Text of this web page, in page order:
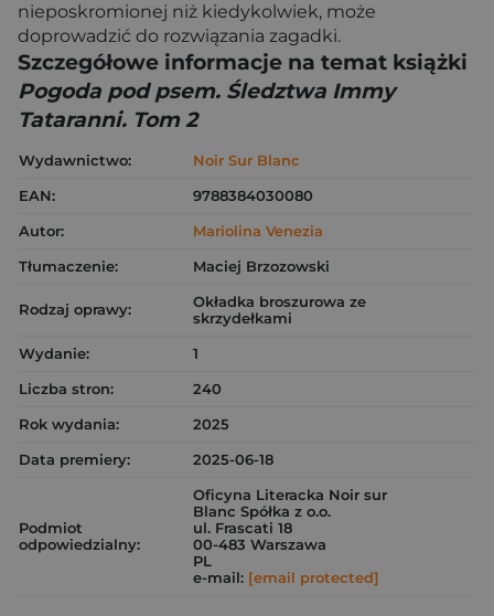
nieposkromionej niż kiedykolwiek, może
doprowadzić do rozwiązania zagadki.
Szczegółowe informacje na temat książki
Pogoda pod psem. Śledztwa Immy
Tataranni. Tom 2
Wydawnictwo:
Noir Sur Blanc
EAN:
9788384030080
Autor:
Mariolina Venezia
Tłumaczenie:
Maciej Brzozowski
Rodzaj oprawy:
Okładka broszurowa ze
skrzydełkami
Wydanie:
1
Liczba stron:
240
Rok wydania:
2025
Data premiery:
2025-06-18
Podmiot
odpowiedzialny:
Oficyna Literacka Noir sur
Blanc Spółka z o.o.
ul. Frascati 18
00-483 Warszawa
PL
e-mail: [email protected]